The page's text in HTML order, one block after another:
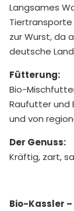
Langsames
Tiertransporte
zur Wurst, da
deutsche
Fütterung:
Bio-
Raufutter und
und von
Der Genuss:
Kräftig, zart,
Bio-Kassler